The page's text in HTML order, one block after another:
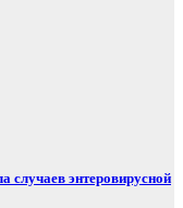
случаев энтеровирусной